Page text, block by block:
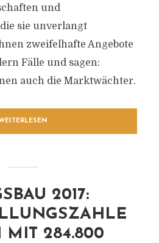
und
sie unverlangt
zweifelhafte Angebote
Fälle und sagen:
auch die Marktwächter.
2017:
MIT 284.800